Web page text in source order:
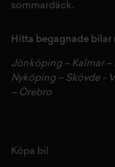
sommardäck.
Hitta begagnade bilar
Jönköping– Kalmar –
Nyköping– Skövde-
– Örebro
Köpa bil